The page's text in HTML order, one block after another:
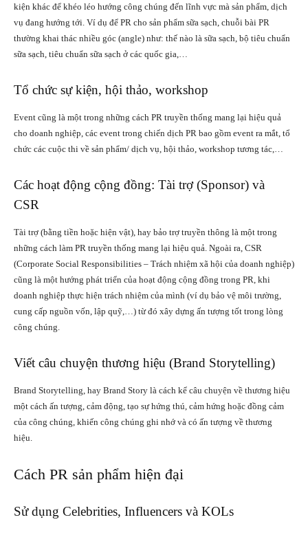
kiện khác để khéo léo hướng công chúng đến lĩnh vực mà sản phẩm, dịch
vụ đang hướng tới. Ví dụ để PR cho sản phẩm sữa sạch, chuỗi bài PR
thường khai thác nhiều góc (angle) như: thế nào là sữa sạch, bộ tiêu chuẩn
sữa sạch, tiêu chuẩn sữa sạch ở các quốc gia,…
Tổ chức sự kiện, hội thảo, workshop
Event cũng là một trong những cách PR truyền thống mang lại hiệu quả
cho doanh nghiệp, các event trong chiến dịch PR bao gồm event ra mắt, tổ
chức các cuộc thi về sản phẩm/ dịch vụ, hội thảo, workshop tương tác,…
Các hoạt động cộng đồng: Tài trợ (Sponsor) và
CSR
Tài trợ (bằng tiền hoặc hiện vật), hay bảo trợ truyền thông là một trong
những cách làm PR truyền thống mang lại hiệu quả. Ngoài ra, CSR
(Corporate Social Responsibilities – Trách nhiệm xã hội của doanh nghiệp)
cũng là một hướng phát triển của hoạt động cộng đồng trong PR, khi
doanh nghiệp thực hiện trách nhiệm của mình (ví dụ bảo vệ môi trường,
cung cấp nguồn vốn, lập quỹ,…) từ đó xây dựng ấn tượng tốt trong lòng
công chúng.
Viết câu chuyện thương hiệu (Brand Storytelling)
Brand Storytelling, hay Brand Story là cách kể câu chuyện về thương hiệu
một cách ấn tượng, cảm động, tạo sự hứng thú, cảm hứng hoặc đồng cảm
của công chúng, khiến công chúng ghi nhớ và có ấn tượng về thương
hiệu.
Cách PR sản phẩm hiện đại
Sử dụng Celebrities, Influencers và KOLs